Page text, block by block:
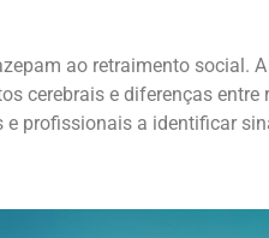
ao retraimento social.
cerebrais e diferenças entre
profissionais a identificar